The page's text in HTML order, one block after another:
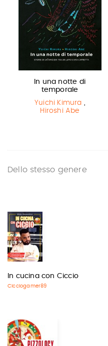
In una notte di
temporale
Yuichi Kimura ,
Hiroshi Abe
Dello stesso genere
In cucina con Ciccio
Cicciogamer89